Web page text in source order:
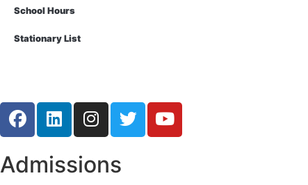
School Hours
Stationary List
Admissions